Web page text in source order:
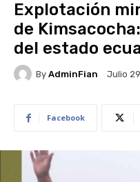
Explotación
de
del estado
By AdminFian Julio
Facebook